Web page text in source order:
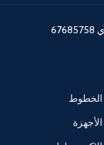
67685758
الخطوط